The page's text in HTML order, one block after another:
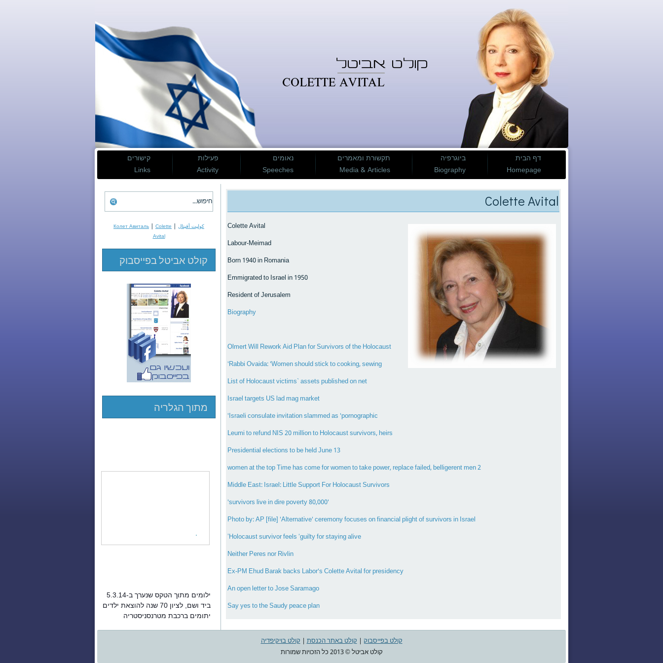
דף הבית
Homepage
ביוגרפיה
Biography
תקשורת ומאמרים
Media & Articles
נאומים
Speeches
פעילות
Activity
קישורים
Links
Colette Avital
Colette Avital
Labour-Meimad
Born 1940 in Romania
Emmigrated to Israel in 1950
Resident of Jerusalem
Biography
Olmert Will Rework Aid Plan for Survivors of the Holocaust
Rabbi Ovaida: 'Women should stick to cooking, sewing'
List of Holocaust victims` assets published on net
Israel targets US lad mag market
Israeli consulate invitation slammed as 'pornographic'
Leumi to refund NIS 20 million to Holocaust survivors, heirs
Presidential elections to be held June 13
2 women at the top Time has come for women to take power, replace failed, belligerent men
Middle East: Israel: Little Support For Holocaust Survivors
'80,000 survivors live in dire poverty'
Photo by: AP [file] 'Alternative' ceremony focuses on financial plight of survivors in Israel
Holocaust survivor feels ‘guilty for staying alive’
Neither Peres nor Rivlin
Ex-PM Ehud Barak backs Labor's Colette Avital for presidency
An open letter to Jose Saramago
Say yes to the Saudy peace plan
كوليت أفيتال |
Колет Авиталь | Colette
Avital
קולט אביטל בפייסבוק
מתוך הגלריה
ילומים מתוך הטקס שנערך ב-5.3.14
ביד ושם, לציון 70 שנה להוצאת ילדים
יתומים ברכבת מטרנסניסטריה
קולט בפייסבוק |קולט באתר הכנסת|קולט בויקיפדיה
קולט אביטל © 2013 כל הזכויות שמורות